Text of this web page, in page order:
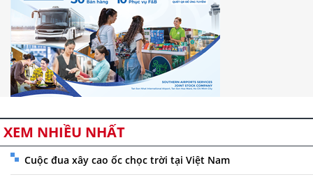
XEM NHIỀU NHẤT
Cuộc đua xây cao ốc chọc trời tại Việt Nam